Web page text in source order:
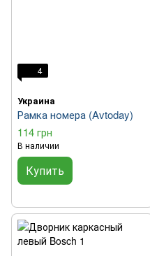
4
Украина
Рамка номера (Avtoday)
114 грн
В наличии
Купить